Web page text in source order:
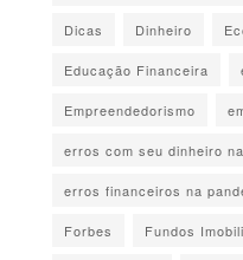
Dicas Dinheiro
Educação Financeira
Empreendedorismo
erros com seu dinheiro
erros financeiros na
Forbes Fundos